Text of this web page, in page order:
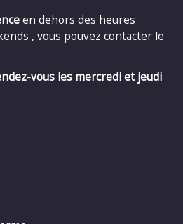
en dehors des heures
, vous pouvez contacter le
vous les mercredi et jeudi